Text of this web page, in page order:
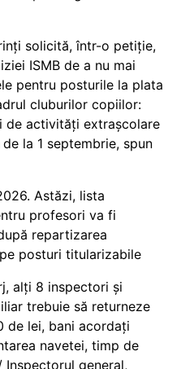
solicită, într-o petiție,
ISMB de a nu mai
pentru posturile la plata
cluburilor copiilor:
de activități extrașcolare
la 1 septembrie, spun
Astăzi, lista
profesori va fi
repartizarea
posturi titularizabile
alți 8 inspectori și
trebuie să returneze
de lei, bani acordați
navetei, timp de
Inspectorul general,